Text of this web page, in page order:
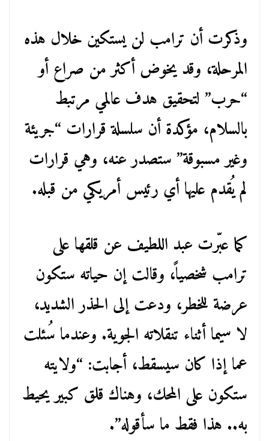
وذكرت أن ترامب لن يستكين خلال هذه
المرحلة، وقد يخوض أكثر من صراع أو
“حرب” لتحقيق هدف عالمي مرتبط
بالسلام، مؤكدة أن سلسلة قرارات “جريئة
وغير مسبوقة” ستصدر عنه، وهي قرارات
لم يُقدم عليها أي رئيس أمريكي من قبله.
كما عبّرت عبد اللطيف عن قلقها على
ترامب شخصياً، وقالت إن حياته ستكون
عرضة للخطر، ودعت إلى الحذر الشديد،
لا سيما أثناء تنقلاته الجوية. وعندما سُئلت
عما إذا كان سيسقط، أجابت: “ولايته
ستكون على المحك، وهناك قلق كبير يحيط
به.. هذا فقط ما سأقوله”.